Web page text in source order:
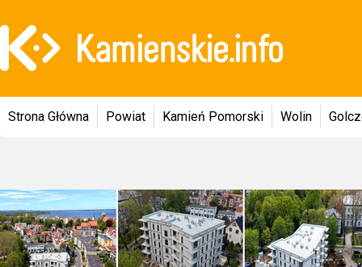
Strona Główna Powiat Kamień Pomorski Wolin